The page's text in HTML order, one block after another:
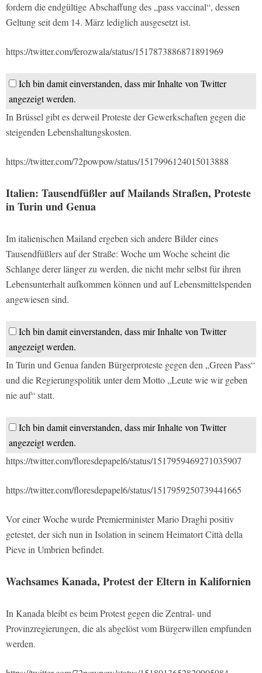
fordern die endgültige Abschaffung des „pass vaccinal“, dessen
Geltung seit dem 14. März lediglich ausgesetzt ist.
https://twitter.com/ferozwala/status/1517873886871891969
Ich bin damit einverstanden, dass mir Inhalte von Twitter
angezeigt werden.
In Brüssel gibt es derweil Proteste der Gewerkschaften gegen die
steigenden Lebenshaltungskosten.
https://twitter.com/72powpow/status/1517996124015013888
Italien: Tausendfüßler auf Mailands Straßen, Proteste
in Turin und Genua
Im italienischen Mailand ergeben sich andere Bilder eines
Tausendfüßlers auf der Straße: Woche um Woche scheint die
Schlange derer länger zu werden, die nicht mehr selbst für ihren
Lebensunterhalt aufkommen können und auf Lebensmittelspenden
angewiesen sind.
Ich bin damit einverstanden, dass mir Inhalte von Twitter
angezeigt werden.
In Turin und Genua fanden Bürgerproteste gegen den „Green Pass“
und die Regierungspolitik unter dem Motto „Leute wie wir geben
nie auf“ statt.
Ich bin damit einverstanden, dass mir Inhalte von Twitter
angezeigt werden.
https://twitter.com/floresdepapel6/status/1517959469271035907
https://twitter.com/floresdepapel6/status/1517959250739441665
Vor einer Woche wurde Premierminister Mario Draghi positiv
getestet, der sich nun in Isolation in seinem Heimatort Città della
Pieve in Umbrien befindet.
Wachsames Kanada, Protest der Eltern in Kalifornien
In Kanada bleibt es beim Protest gegen die Zentral- und
Provinzregierungen, die als abgelöst vom Bürgerwillen empfunden
werden.